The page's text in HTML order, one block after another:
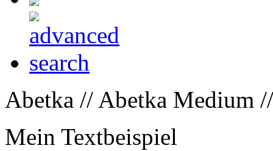
Abetka // Abetka Medium
Mein Textbeispiel